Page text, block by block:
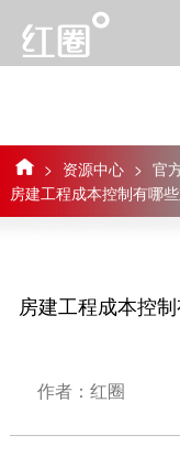
> 资源中心 > 官
房建工程成本控制有哪
房建工程成本控
作者：红圈